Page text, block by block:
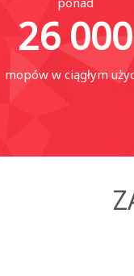
26 000
mopów w ciągłym